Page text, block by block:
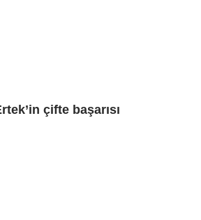
çifte başarısı